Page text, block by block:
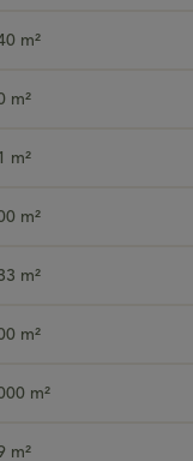
m²
m²
m²
m²
m²
m²
m²
m²